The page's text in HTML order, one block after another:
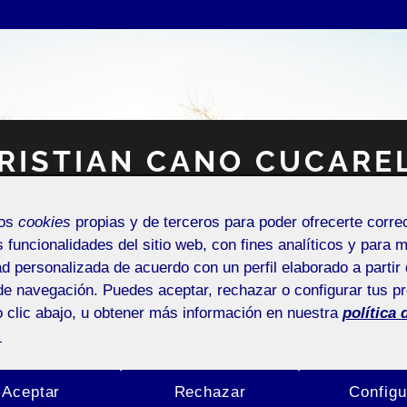
CANO
Espacio Personal
cookies propias y de terceros para poder ofrecerte
funcionalidades del sitio web, con fines analíticos y para
personalizada de acuerdo con un perfil elaborado a partir
navegación. Puedes aceptar, rechazar o configurar tus
clic abajo, u obtener más información en nuestra política
Rechazar
Aceptar